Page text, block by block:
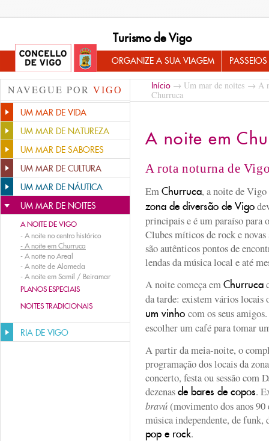
Turismo de Vigo
ORGANIZE A SUA VIAGEM
NAVEGUE POR VIGO
UM MAR DE VIDA
UM MAR DE NATUREZA
UM MAR DE SABORES
UM MAR DE CULTURA
UM MAR DE NÁUTICA
UM MAR DE NOITES
A NOITE DE VIGO
- A noite no centro histórico
- A noite em Churruca
- A noite no Areal
- A noite de Alameda
- A noite em Samil / Beiramar
PLANOS ESPECIAIS
NOITES TRADICIONAIS
RIA DE VIGO
Início → Um mar de noites → A
Churruca
A noite em
A rota noturna de
EmChurruca, a noite de
zona de diversão de Vigo
principais e é um paraíso para
Clubes míticos de rock e novas
são autênticos pontos de
lendas da música local e até
A noite começa emChurruca
da tarde: existem vários locais
um vinho com os seus
escolher um café para tomar
A partir da meia-noite, o
programação dos locais da
concerto, festa ou sessão com
dezenasde bares de copos.
bravú(movimento dos anos 90
música independente, de
pop e rock.